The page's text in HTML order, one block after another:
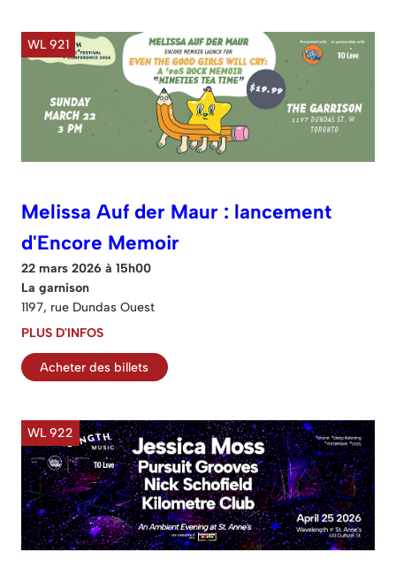
WL 921
Melissa Auf der Maur : lancement
d'Encore Memoir
22 mars 2026 à 15h00
La garnison
1197, rue Dundas Ouest
PLUS D'INFOS
Acheter des billets
WL 922